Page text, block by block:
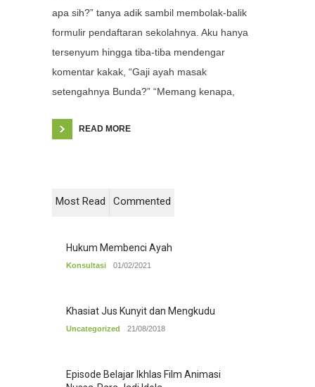
apa sih?” tanya adik sambil membolak-balik
formulir pendaftaran sekolahnya. Aku hanya
tersenyum hingga tiba-tiba mendengar
komentar kakak, “Gaji ayah masak
setengahnya Bunda?” “Memang kenapa,
READ MORE
Most Read Commented
Hukum Membenci Ayah
Konsultasi 01/02/2021
Khasiat Jus Kunyit dan Mengkudu
Uncategorized 21/08/2018
Episode Belajar Ikhlas Film Animasi